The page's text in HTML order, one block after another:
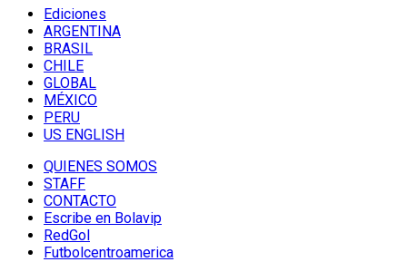
Ediciones
ARGENTINA
BRASIL
CHILE
GLOBAL
MÉXICO
PERU
US ENGLISH
QUIENES SOMOS
STAFF
CONTACTO
Escribe en Bolavip
RedGol
Futbolcentroamerica